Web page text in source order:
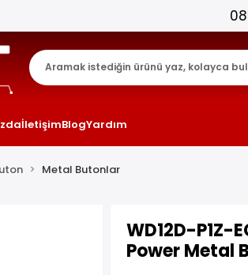
İletişimBlogYardım
Metal Butonlar
WD12D-P1Z-
Power Metal